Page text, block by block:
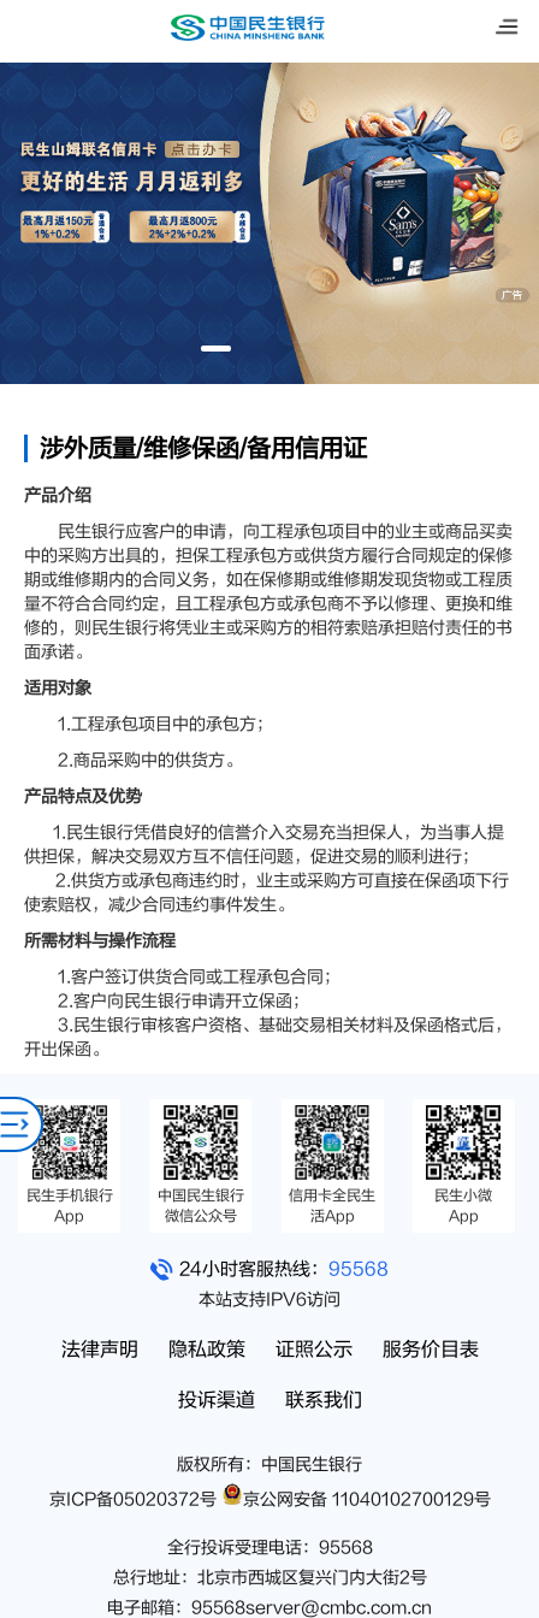
涉外质量/维修保函/备用信用证
产品介绍
民生银行应客户的申请，向工程承包项目中的业主或商品买卖
中的采购方出具的，担保工程承包方或供货方履行合同规定的保修
期或维修期内的合同义务，如在保修期或维修期发现货物或工程质
量不符合合同约定，且工程承包方或承包商不予以修理、更换和维
修的，则民生银行将凭业主或采购方的相符索赔承担赔付责任的书
面承诺。
适用对象
1.工程承包项目中的承包方；
2.商品采购中的供货方。
产品特点及优势
1.民生银行凭借良好的信誉介入交易充当担保人，为当事人提
供担保，解决交易双方互不信任问题，促进交易的顺利进行；
2.供货方或承包商违约时，业主或采购方可直接在保函项下行
使索赔权，减少合同违约事件发生。
所需材料与操作流程
1.客户签订供货合同或工程承包合同；
2.客户向民生银行申请开立保函；
3.民生银行审核客户资格、基础交易相关材料及保函格式后，
开出保函。
民生手机银行
App
中国民生银行
微信公众号
信用卡全民生
活App
民生小微
App
24小时客服热线： 95568
本站支持IPV6访问
法律声明 隐私政策 证照公示 服务价目表
投诉渠道 联系我们
版权所有：中国民生银行
京ICP备05020372号
京公网安备 11040102700129号
全行投诉受理电话：95568
总行地址：北京市西城区复兴门内大街2号
电子邮箱：95568server@cmbc.com.cn